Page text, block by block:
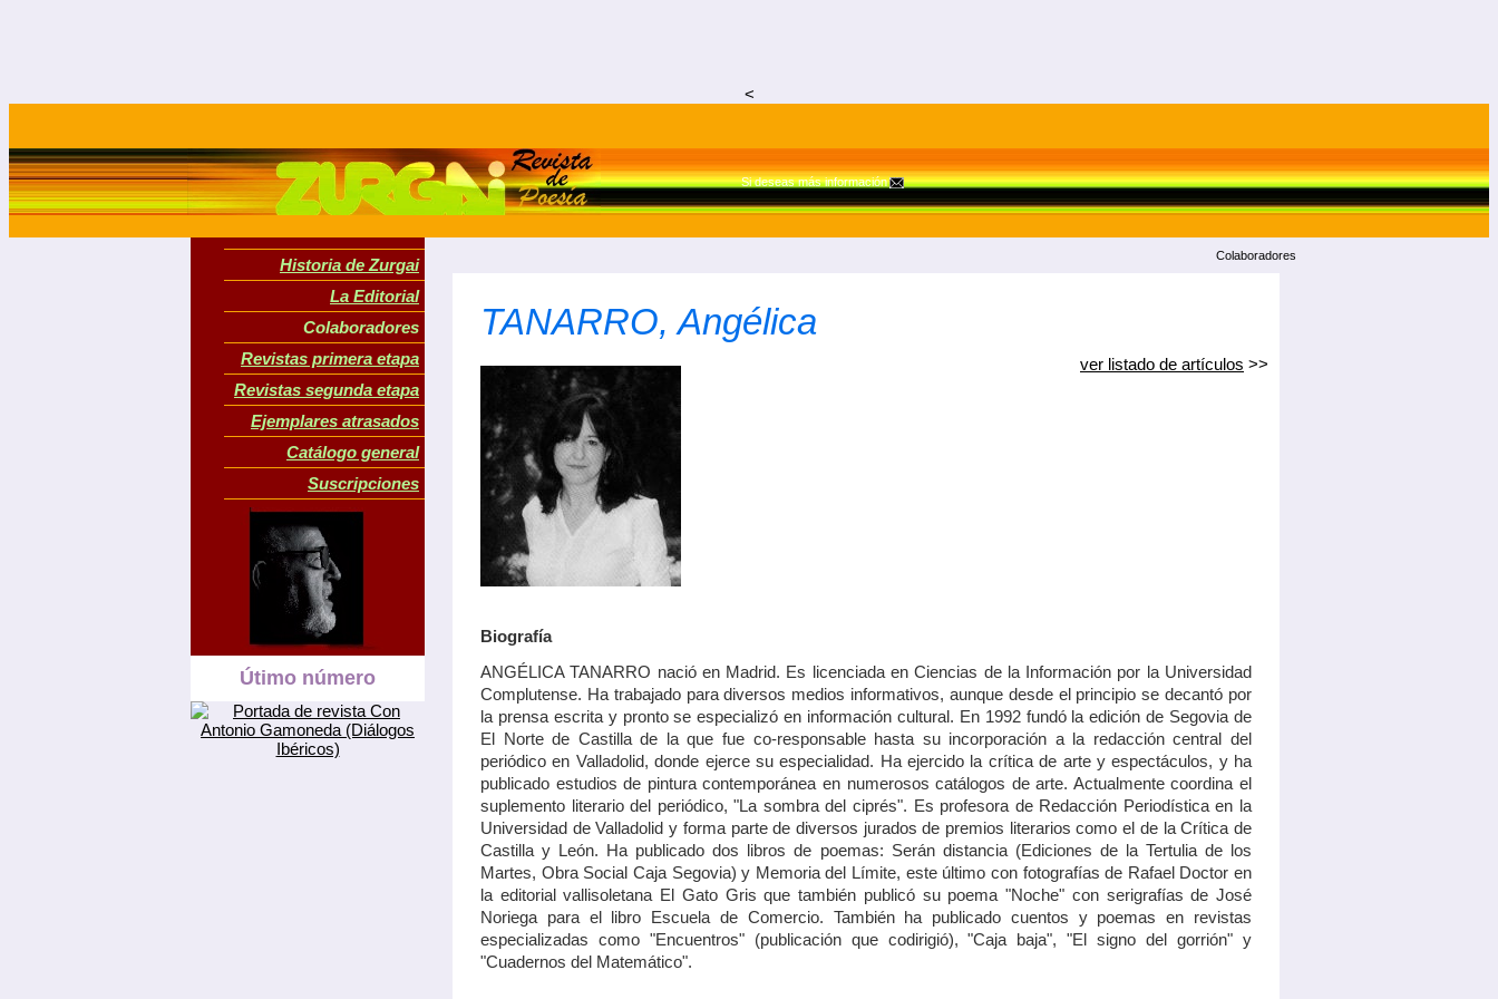
<
Si deseas más información
Historia de Zurgai
La Editorial
Colaboradores
Revistas primera etapa
Revistas segunda etapa
Ejemplares atrasados
Catálogo general
Suscripciones
Útimo número
Colaboradores
TANARRO, Angélica
ver listado de artículos >>
Biografía
ANGÉLICA TANARRO nació en Madrid. Es licenciada en Ciencias de la Información por la Universidad
Complutense. Ha trabajado para diversos medios informativos, aunque desde el principio se decantó por
la prensa escrita y pronto se especializó en información cultural. En 1992 fundó la edición de Segovia de
El Norte de Castilla de la que fue co-responsable hasta su incorporación a la redacción central del
periódico en Valladolid, donde ejerce su especialidad. Ha ejercido la crítica de arte y espectáculos, y ha
publicado estudios de pintura contemporánea en numerosos catálogos de arte. Actualmente coordina el
suplemento literario del periódico, "La sombra del ciprés". Es profesora de Redacción Periodística en la
Universidad de Valladolid y forma parte de diversos jurados de premios literarios como el de la Crítica de
Castilla y León. Ha publicado dos libros de poemas: Serán distancia (Ediciones de la Tertulia de los
Martes, Obra Social Caja Segovia) y Memoria del Límite, este último con fotografías de Rafael Doctor en
la editorial vallisoletana El Gato Gris que también publicó su poema "Noche" con serigrafías de José
Noriega para el libro Escuela de Comercio. También ha publicado cuentos y poemas en revistas
especializadas como "Encuentros" (publicación que codirigió), "Caja baja", "El signo del gorrión" y
"Cuadernos del Matemático".